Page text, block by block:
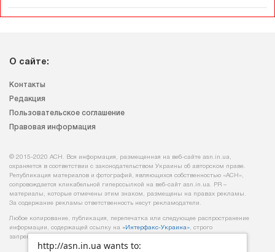
http://asn.in.ua wants to:
О сайте:
Контакты
Редакция
Пользовательское соглашение
Правовая информация
© 2015-2020 АСН. Вся информация, размещенная на веб-сайте asn.in.ua,
охраняется в соответствии с законодательством Украины об авторском праве.
Републикация материалов и фотографий, являющихся собственностью «АСН»,
сопровождается кликабельной гиперссылкой на веб-сайт asn.іn.ua. PR –
материалы, которые отмечены этим знаком, размещены на правах рекламы.
За содержание рекламы ответственность несут рекламодатели.
Любое копирование, публикация, перепечатка или следующее распространение
информации, содержащей ссылку на «Интерфакс-Украина», строго
запрещается.